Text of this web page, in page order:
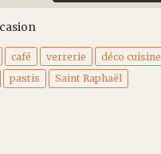
café verrerie
déco cuisine
pastis Saint Raphaël